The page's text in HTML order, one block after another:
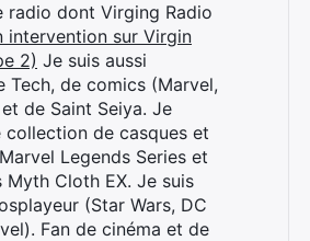
radio dont Virging Radio
intervention sur Virgin
2) Je suis aussi
Tech, de comics (Marvel,
de Saint Seiya. Je
collection de casques et
Legends Series et
Myth Cloth EX. Je suis
(Star Wars, DC
Fan de cinéma et de